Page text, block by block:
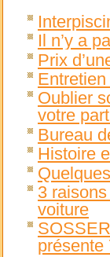
Il n’y a
Prix
Oublier
votre
Bureau
Histoire
3
voiture
présente